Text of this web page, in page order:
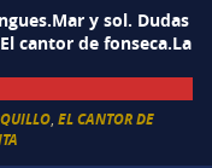
y sol. Dudas
cantor de fonseca.La
,EL CANTOR DE